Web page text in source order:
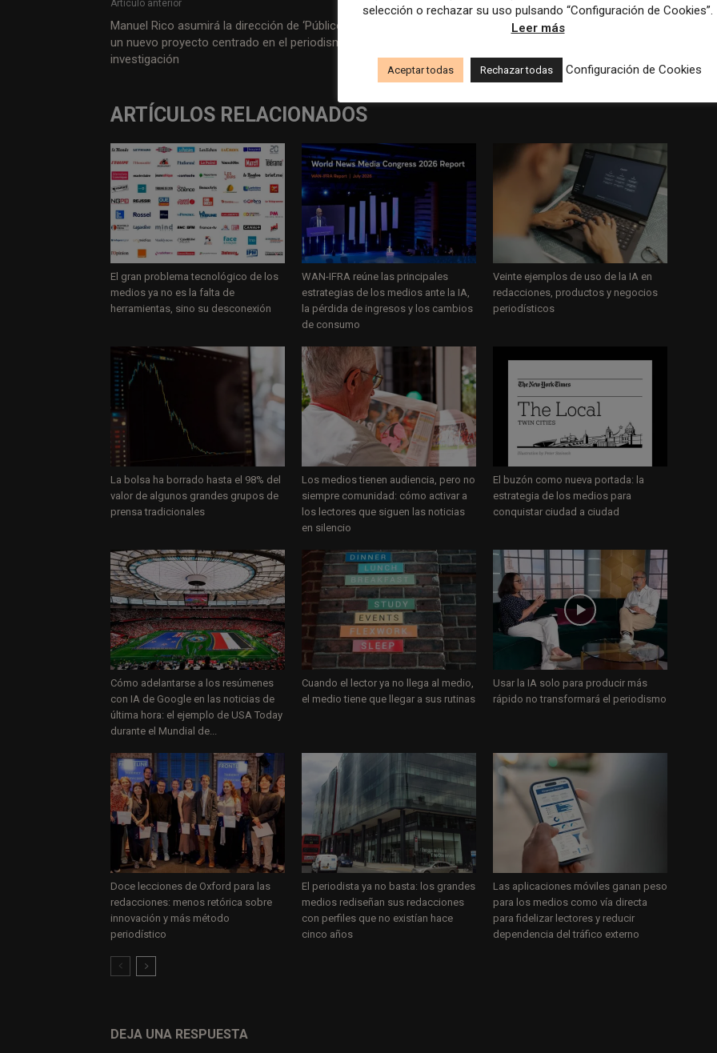
Artículo anterior
Manuel Rico asumirá la dirección de ‘Público’ en
un nuevo proyecto centrado en el periodismo de
investigación
Artículo siguiente
Un estudio de la UPV revela cómo la
distintas en X y TikTok
ARTÍCULOS RELACIONADOS
El gran problema tecnológico de los
medios ya no es la falta de
herramientas, sino su desconexión
WAN-IFRA reúne las principales
estrategias de los medios ante la IA,
la pérdida de ingresos y los cambios
de consumo
Veinte ejemplos de uso de la IA en
redacciones, productos y negocios
periodísticos
La bolsa ha borrado hasta el 98% del
valor de algunos grandes grupos de
prensa tradicionales
Los medios tienen audiencia, pero no
siempre comunidad: cómo activar a
los lectores que siguen las noticias
en silencio
El buzón como nueva portada: la
estrategia de los medios para
conquistar ciudad a ciudad
Cómo adelantarse a los resúmenes
con IA de Google en las noticias de
última hora: el ejemplo de USA Today
durante el Mundial de...
Cuando el lector ya no llega al medio,
el medio tiene que llegar a sus rutinas
Usar la IA solo para producir más
rápido no transformará el periodismo
Doce lecciones de Oxford para las
redacciones: menos retórica sobre
innovación y más método
periodístico
El periodista ya no basta: los grandes
medios rediseñan sus redacciones
con perfiles que no existían hace
cinco años
Las aplicaciones móviles ganan peso
para los medios como vía directa
para fidelizar lectores y reducir
dependencia del tráfico externo
DEJA UNA RESPUESTA
selección o rechazar su uso pulsando “Configuración de Cookies”.
Leer más
Aceptar todas Rechazar todas Configuración de Cookies